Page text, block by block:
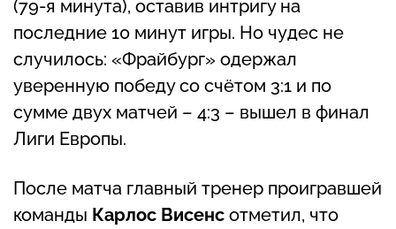
(79-я минута), оставив интригу на
последние 10 минут игры. Но чудес не
случилось: «Фрайбург» одержал
уверенную победу со счётом 3:1 и по
сумме двух матчей – 4:3 – вышел в финал
Лиги Европы.
После матча главный тренер проигравшей
команды Карлос Висенс отметил, что